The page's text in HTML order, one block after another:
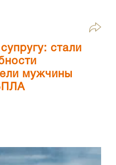
стали
мужчины